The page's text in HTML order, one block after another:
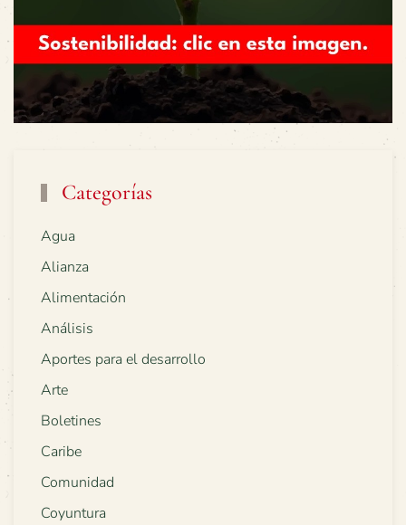
Categorías
Agua
Alianza
Alimentación
Análisis
Aportes para el desarrollo
Arte
Boletines
Caribe
Comunidad
Coyuntura